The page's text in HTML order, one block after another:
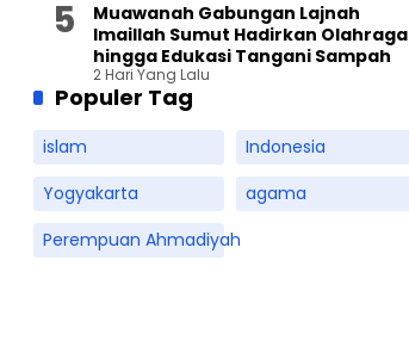
Muawanah Gabungan Lajnah
Imaillah Sumut Hadirkan Olahraga
hingga Edukasi Tangani Sampah
2 Hari Yang Lalu
Populer Tag
islam
Indonesia
Yogyakarta
agama
Perempuan Ahmadiyah